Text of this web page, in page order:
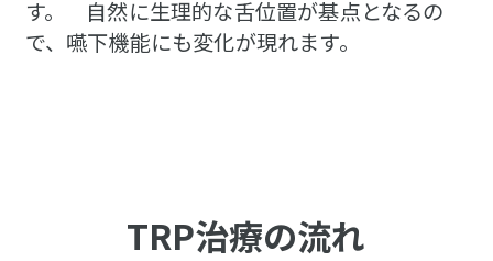
す。 自然に生理的な舌位置が基点となるの
で、嚥下機能にも変化が現れます。
TRP治療の流れ